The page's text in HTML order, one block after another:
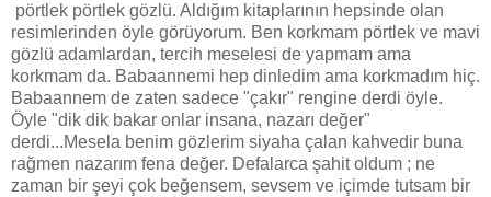
pörtlek pörtlek gözlü. Aldığım kitaplarının hepsinde olan
resimlerinden öyle görüyorum. Ben korkmam pörtlek ve mavi
gözlü adamlardan, tercih meselesi de yapmam ama
korkmam da. Babaannemi hep dinledim ama korkmadım hiç.
Babaannem de zaten sadece "çakır" rengine derdi öyle.
Öyle "dik dik bakar onlar insana, nazarı değer"
derdi...Mesela benim gözlerim siyaha çalan kahvedir buna
rağmen nazarım fena değer. Defalarca şahit oldum ; ne
zaman bir şeyi çok beğensem, sevsem ve içimde tutsam bir